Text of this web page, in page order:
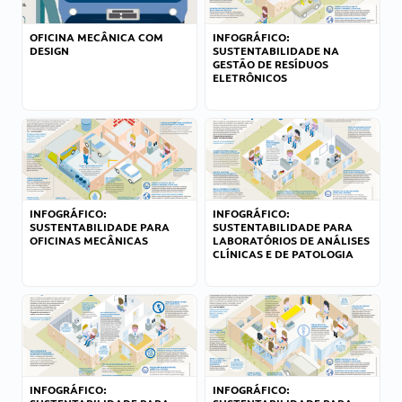
OFICINA MECÂNICA COM
DESIGN
INFOGRÁFICO:
SUSTENTABILIDADE NA
GESTÃO DE RESÍDUOS
ELETRÔNICOS
INFOGRÁFICO:
SUSTENTABILIDADE PARA
OFICINAS MECÂNICAS
INFOGRÁFICO:
SUSTENTABILIDADE PARA
LABORATÓRIOS DE ANÁLISES
CLÍNICAS E DE PATOLOGIA
INFOGRÁFICO:
INFOGRÁFICO: